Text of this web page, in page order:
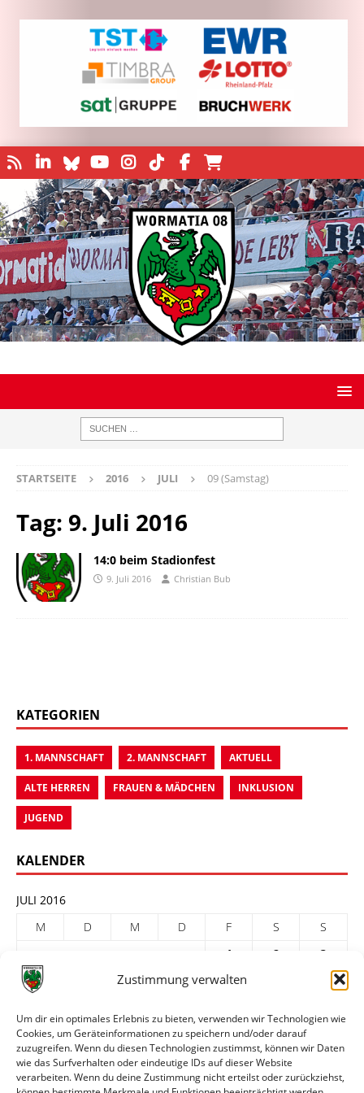
Zustimmung verwalten
Um dir ein optimales Erlebnis zu bieten, verwenden wir Technologien wie
Cookies, um Geräteinformationen zu speichern und/oder darauf
zuzugreifen. Wenn du diesen Technologien zustimmst, können wir Daten
wie das Surfverhalten oder eindeutige IDs auf dieser Website
verarbeiten. Wenn du deine Zustimmung nicht erteilst oder zurückziehst,
STARTSEITE 2016 JULI 09 (Samstag)
Tag: 9. Juli 2016
14:0 beim Stadionfest
9. Juli 2016 Christian Bub
KATEGORIEN
1. MANNSCHAFT 2. MANNSCHAFT AKTUELL
ALTE HERREN FRAUEN & MÄDCHEN INKLUSION
JUGEND
KALENDER
JULI 2016
M
D M D F S
S
1
2
3
4
6 7 8
18
19 20 21 22 23
25
26 27 28 29 30
« Juni
Aug. »